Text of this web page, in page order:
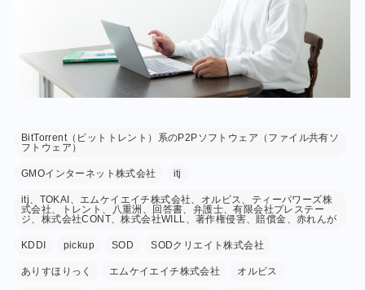
BitTorrent（ビットトレント）系のP2Pソフトウェア（ファイル共有ソ
フトウェア）
GMOインターネット株式会社 itj
itj、TOKAI、エムケイエイチ株式会社、オルビス、ティーパワーズ株
式会社、トレント、八重洲、回答書、弁護士、有限会社プレステー
ジ、株式会社CONT、株式会社WILL、著作権侵害、賠償金、赤れんが
KDDI pickup SOD SODクリエイト株式会社
ありすほりっく エムケイエイチ株式会社 オルビス